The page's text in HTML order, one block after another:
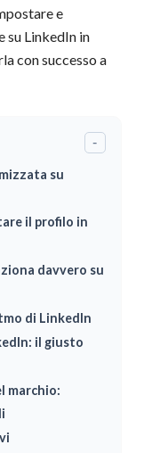
e
su LinkedIn in
con successo a
-
su
il profilo in
davvero su
di LinkedIn
il giusto
marchio: